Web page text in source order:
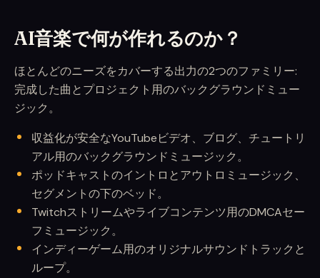
AI音楽で何が作れるのか？
ほとんどのニーズをカバーする出力の2つのファミリー:
完成した曲とプロジェクト用のバックグラウンドミュー
ジック。
収益化が安全なYouTubeビデオ、ブログ、チュートリ
アル用のバックグラウンドミュージック。
ポッドキャストのイントロとアウトロミュージック、
セグメントの下のベッド。
Twitchストリームやライブコンテンツ用のDMCAセー
フミュージック。
インディーゲーム用のオリジナルサウンドトラックと
ループ。